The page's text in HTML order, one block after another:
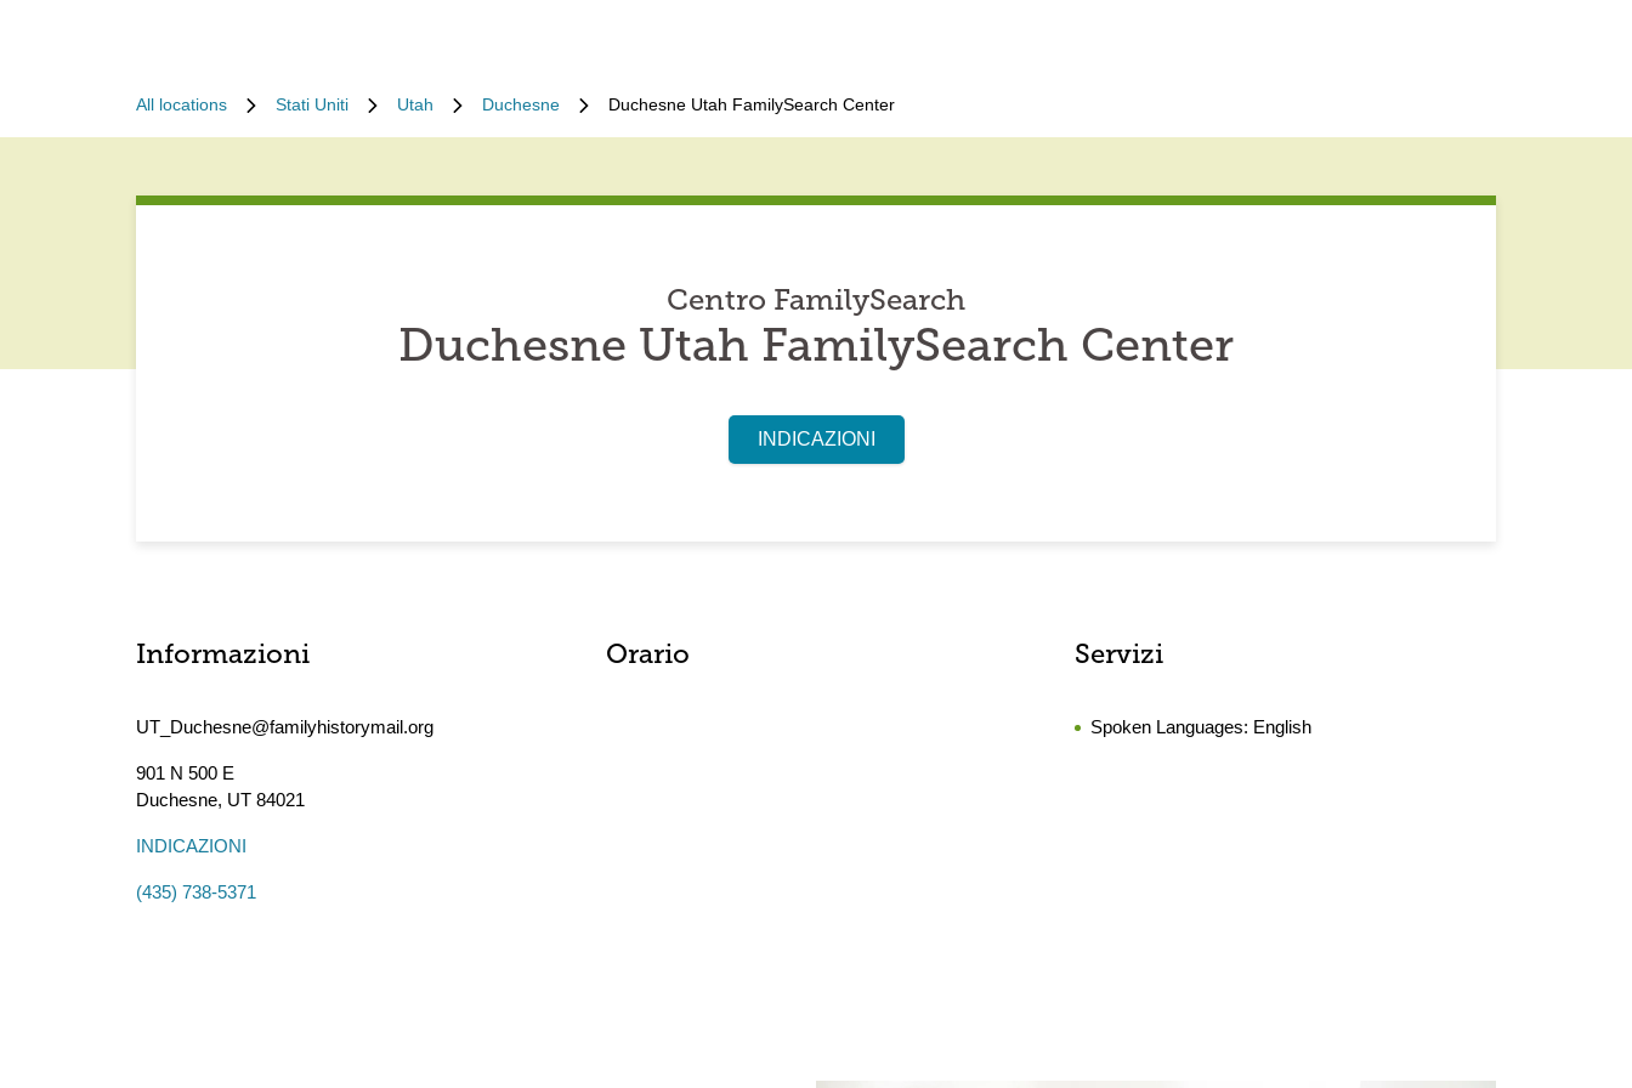
All locations Stati Uniti Utah Duchesne Duchesne Utah FamilySearch Center
Centro FamilySearch
Duchesne Utah FamilySearch Center
INDICAZIONI
Informazioni
UT_Duchesne@familyhistorymail.org
901 N 500 E
Duchesne, UT 84021
INDICAZIONI
(435) 738-5371
Orario Servizi
Spoken Languages: English